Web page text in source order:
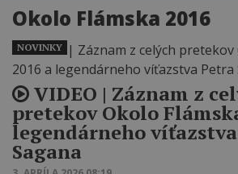
Okolo Flámska 2016
VIDEO | Záznam z
pretekov Okolo
legendárneho
Sagana
NOVINKY